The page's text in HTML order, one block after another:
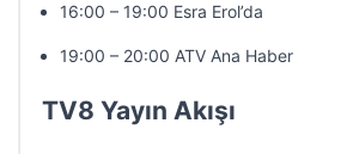
16:00 – 19:00 Esra Erol’da
19:00 – 20:00 ATV Ana Haber
TV8 Yayın Akışı